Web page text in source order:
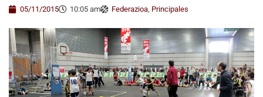
05/11/2015 10:05 am Federazioa, Principales